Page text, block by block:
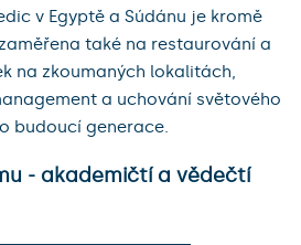
v Egyptě a Súdánu je kromě
také na restaurování a
na zkoumaných lokalitách,
a uchování světového
budoucí generace.
- akademičtí a vědečtí